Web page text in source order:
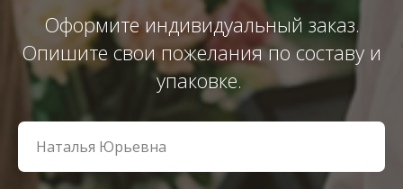
Оформите индивидуальный заказ.
Опишите свои пожелания по составу и
упаковке.